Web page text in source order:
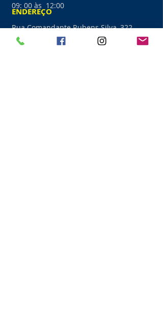
ENDEREÇO
Rua Comandante Rubens Silva, 322
Freguesia - Jacarepaguá
CEP
22745-282
​09: 00 às 12:00